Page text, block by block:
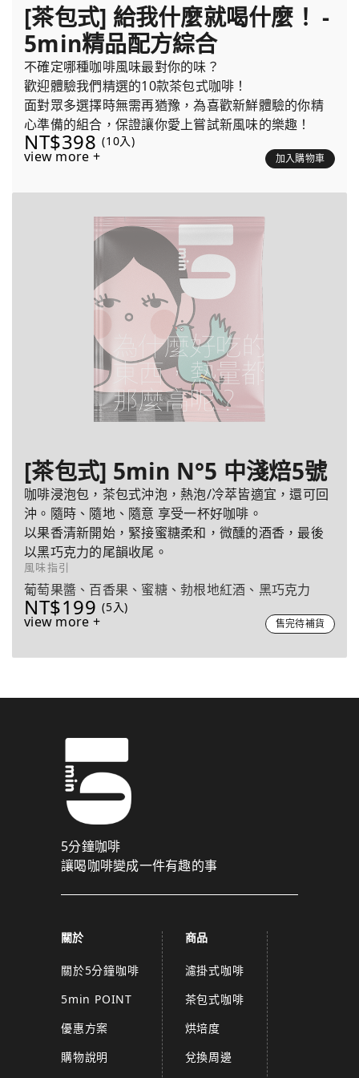
[茶包式] 給我什麼就喝什麼！ -
5min精品配方綜合
不確定哪種咖啡風味最對你的味？
歡迎體驗我們精選的10款茶包式咖啡！
面對眾多選擇時無需再猶豫，為喜歡新鮮體驗的你精
心準備的組合，保證讓你愛上嘗試新風味的樂趣！
NT$398 (10入)
view more + 加入購物車
[茶包式] 5min N°5 中淺焙5號
咖啡浸泡包，茶包式沖泡，熱泡/冷萃皆適宜，還可回
沖。隨時、隨地、隨意 享受一杯好咖啡。
以果香清新開始，緊接蜜糖柔和，微醺的酒香，最後
以黑巧克力的尾韻收尾。
風味指引
葡萄果醬、百香果、蜜糖、勃根地紅酒、黑巧克力
NT$199 (5入)
view more + 售完待補貨
5分鐘咖啡
讓喝咖啡變成一件有趣的事
關於
關於5分鐘咖啡
5min POINT
優惠方案
購物說明
商品
濾掛式咖啡
茶包式咖啡
烘培度
兌換周邊